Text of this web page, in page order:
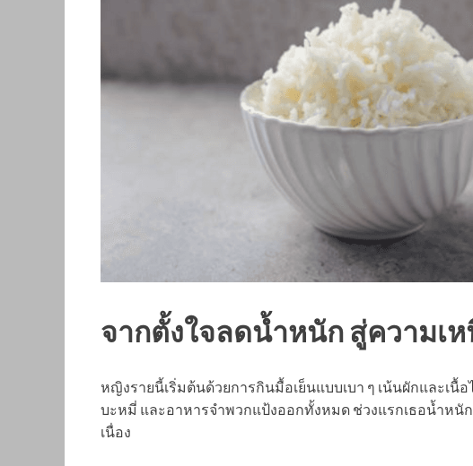
จากตั้งใจลดน้ำหนัก สู่ความเ
หญิงรายนี้เริ่มต้นด้วยการกินมื้อเย็นแบบเบา ๆ เน้นผักและเ
บะหมี่ และอาหารจำพวกแป้งออกทั้งหมด ช่วงแรกเธอน้ำหนั
เนื่อง